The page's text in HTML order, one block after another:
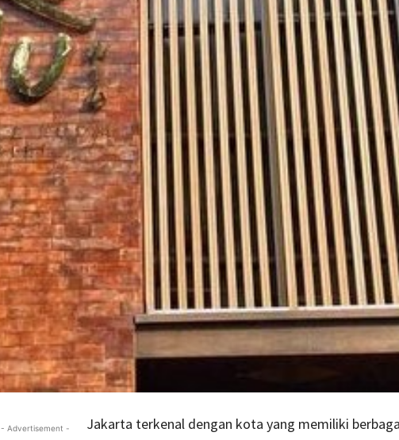
- Advertisement -
Jakarta terkenal dengan kota yang memiliki